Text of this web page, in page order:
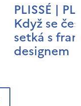
PLISSÉ |
Když se
setká s
designem